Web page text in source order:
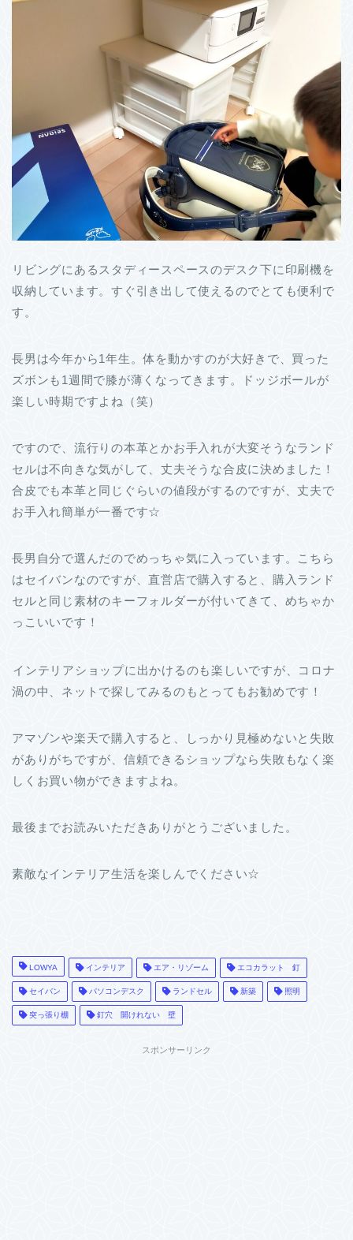
リビングにあるスタディースペースのデスク下に印刷機を
収納しています。すぐ引き出して使えるのでとても便利で
す。
長男は今年から1年生。体を動かすのが大好きで、買った
ズボンも1週間で膝が薄くなってきます。ドッジボールが
楽しい時期ですよね（笑）
ですので、流行りの本革とかお手入れが大変そうなランド
セルは不向きな気がして、丈夫そうな合皮に決めました！
合皮でも本革と同じぐらいの値段がするのですが、丈夫で
お手入れ簡単が一番です☆
長男自分で選んだのでめっちゃ気に入っています。こちら
はセイバンなのですが、直営店で購入すると、購入ランド
セルと同じ素材のキーフォルダーが付いてきて、めちゃか
っこいいです！
インテリアショップに出かけるのも楽しいですが、コロナ
渦の中、ネットで探してみるのもとってもお勧めです！
アマゾンや楽天で購入すると、しっかり見極めないと失敗
がありがちですが、信頼できるショップなら失敗もなく楽
しくお買い物ができますよね。
最後までお読みいただきありがとうございました。
素敵なインテリア生活を楽しんでください☆
LOWYA インテリア エア・リゾーム エコカラット 釘
セイバン パソコンデスク ランドセル 新築 照明
突っ張り棚 釘穴 開けれない 壁
スポンサーリンク